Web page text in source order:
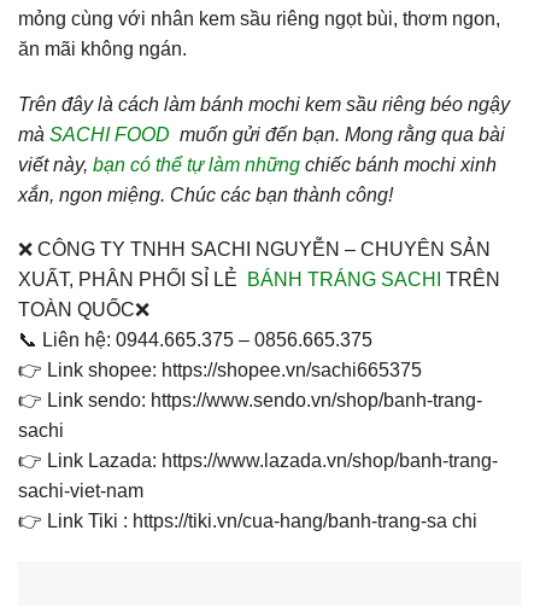
mỏng cùng với nhân kem sầu riêng ngọt bùi, thơm ngon,
ăn mãi không ngán.
Trên đây là cách làm bánh mochi kem sầu riêng béo ngậy
mà SACHI FOOD muốn gửi đến bạn. Mong rằng qua bài
viết này, bạn có thể tự làm những chiếc bánh mochi xinh
xắn, ngon miệng. Chúc các bạn thành công!
❌ CÔNG TY TNHH SACHI NGUYỄN – CHUYÊN SẢN
XUẤT, PHÂN PHỐI SỈ LẺ
BÁNH TRÁNG SACHI
TRÊN
TOÀN QUỐC❌
📞 Liên hệ: 0944.665.375 – 0856.665.375
👉 Link shopee: https://shopee.vn/sachi665375
👉 Link sendo: https://www.sendo.vn/shop/banh-trang-
sachi
👉 Link Lazada: https://www.lazada.vn/shop/banh-trang-
sachi-viet-nam
👉 Link Tiki : https://tiki.vn/cua-hang/banh-trang-sa chi